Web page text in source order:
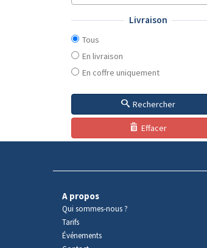
Livraison
Tous
En livraison
En coffre uniquement
Rechercher
Effacer
A propos
Qui sommes-nous ?
Tarifs
Événements